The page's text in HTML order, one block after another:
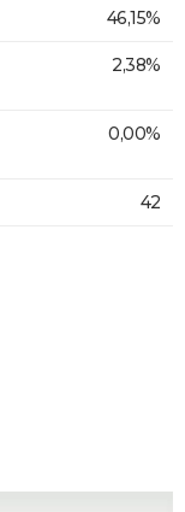
46,15%
2,38%
0,00%
42